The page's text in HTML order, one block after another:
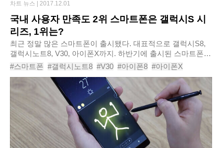
국내 사용자 만족도 2위 스마트폰은 갤럭시S 시
리즈, 1위는?
최근 정말 많은 스마트폰이 출시됐다. 대표적으로 갤럭시S8,
갤럭시노트8, V30, 아이폰X까지. 하반기에 출시된 스마트폰만
나열해도 10개가 넘고, 중저가형 스마트폰까지 합하면 그 수는
어마어마해진다. 사실 어떻게 보면 ‘포..
#스마트폰 #갤럭시노트8 #V30 #아이폰8 #아이폰X
#삼성갤럭시노트8 #LGV30 #애플아이폰8 #애플아이폰X
#스마트폰만족도
차트 뉴스 | 2017.12.01